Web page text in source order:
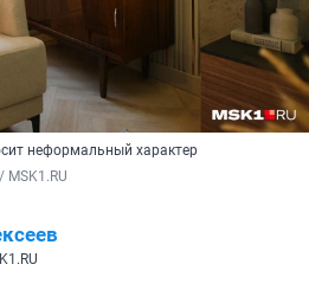
неформальный характер